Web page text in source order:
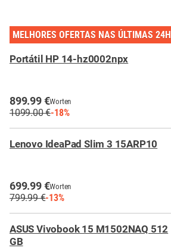
MELHORES OFERTAS NAS ÚLTIMAS 24H
Portátil HP 14-hz0002npx
899.99 €Worten
1099.00 €-18%
Lenovo IdeaPad Slim 3 15ARP10
699.99 €Worten
799.99 €-13%
ASUS Vivobook 15 M1502NAQ 512
GB